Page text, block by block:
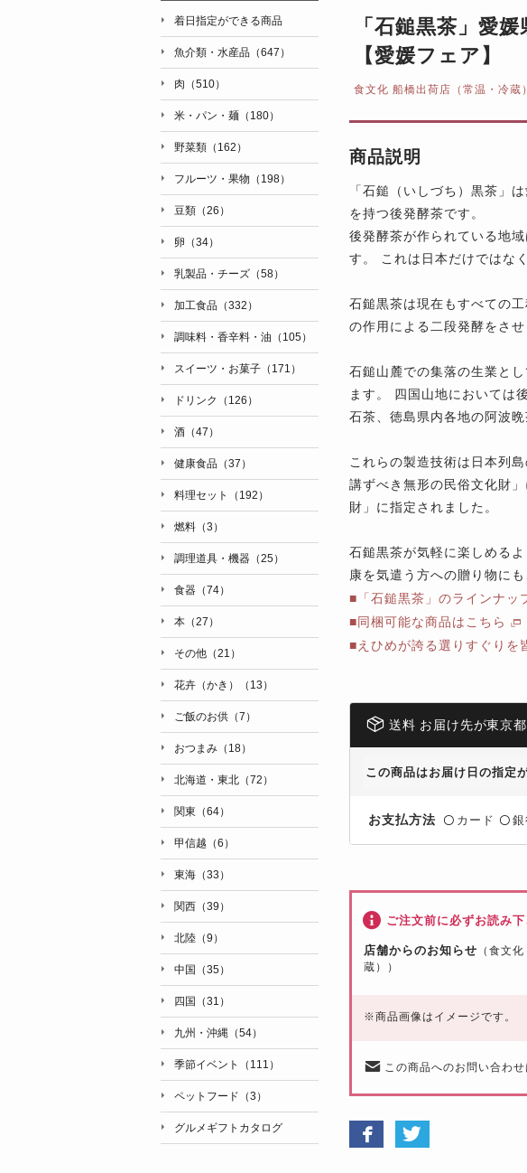
「石鎚黒茶」愛
【愛媛フェア】
食文化 船橋出荷店（常温・冷蔵）
商品説明
「石鎚（いしづち）黒茶」
を持つ後発酵茶です。
後発酵茶が作られている地
す。 これは日本だけではな
石鎚黒茶は現在もすべての
の作用による二段発酵をさ
石鎚山麓での集落の生業と
ます。 四国山地においては
石茶、徳島県内各地の阿波晩
これらの製造技術は日本列
講ずべき無形の民俗文化財
財」に指定されました。
石鎚黒茶が気軽に楽しめる
康を気遣う方への贈り物にも
■「石鎚黒茶」のラインナッ
■同梱可能な商品はこちら
■えひめが誇る選りすぐりを
送料 お届け先が東京
この商品はお届け日の指定
お支払方法 〇 カード 〇 銀
ご注文前に必ずお読み
店舗からのお知らせ （食文
蔵））
※商品画像はイメージです。
この商品へのお問い合わせ
着日指定ができる商品
魚介類・水産品（647）
肉（510）
米・パン・麺（180）
野菜類（162）
フルーツ・果物（198）
豆類（26）
卵（34）
乳製品・チーズ（58）
加工食品（332）
調味料・香辛料・油（105）
スイーツ・お菓子（171）
ドリンク（126）
酒（47）
健康食品（37）
料理セット（192）
燃料（3）
調理道具・機器（25）
食器（74）
本（27）
その他（21）
花卉（かき）（13）
ご飯のお供（7）
おつまみ（18）
北海道・東北（72）
関東（64）
甲信越（6）
東海（33）
関西（39）
北陸（9）
中国（35）
四国（31）
九州・沖縄（54）
季節イベント（111）
ペットフード（3）
グルメギフトカタログ